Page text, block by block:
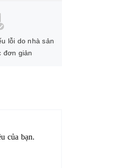
lỗi do nhà sản
đơn giản
của bạn.